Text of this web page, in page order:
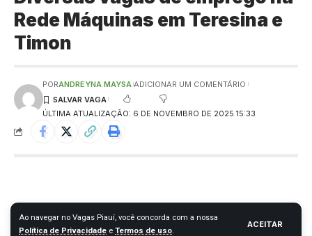
Ao navegar no Vagas Piauí, você concorda com a nossa
Política de Privacidade e Termos de uso.
ACEITAR
Rede Máquinas em Teresina e
Timon
ÚLTIMA ATUALIZAÇÃO: 6 DE NOVEMBRO DE 2025 15:33
PORANDREYNA MAYSA ADICIONAR UM COMENTÁRIO